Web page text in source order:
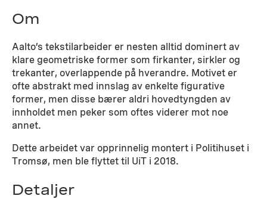
Om
Aalto’s tekstilarbeider er nesten alltid dominert av
klare geometriske former som firkanter, sirkler og
trekanter, overlappende på hverandre. Motivet er
ofte abstrakt med innslag av enkelte figurative
former, men disse bærer aldri hovedtyngden av
innholdet men peker som oftes viderer mot noe
annet.
Dette arbeidet var opprinnelig montert i Politihuset i
Tromsø, men ble flyttet til UiT i 2018.
Detaljer